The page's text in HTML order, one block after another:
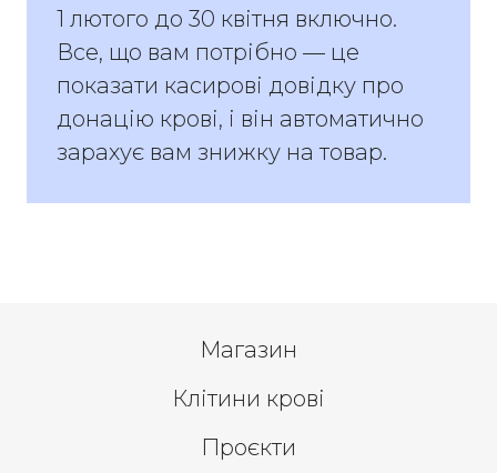
1 лютого до 30 квітня включно.
Все, що вам потрібно — це
показати касирові довідку про
донацію крові, і він автоматично
зарахує вам знижку на товар.
Магазин
Клітини крові
Проєкти